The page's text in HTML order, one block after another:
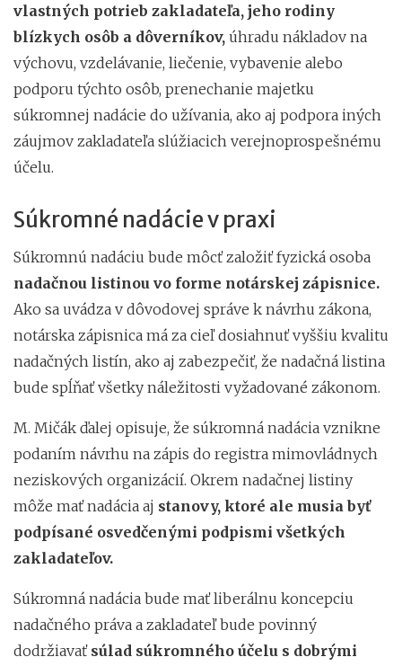
vlastných potrieb zakladateľa, jeho rodiny
blízkych osôb a dôverníkov, úhradu nákladov na
výchovu, vzdelávanie, liečenie, vybavenie alebo
podporu týchto osôb, prenechanie majetku
súkromnej nadácie do užívania, ako aj podpora iných
záujmov zakladateľa slúžiacich verejnoprospešnému
účelu.
Súkromné nadácie v praxi
Súkromnú nadáciu bude môcť založiť fyzická osoba
nadačnou listinou vo forme notárskej zápisnice.
Ako sa uvádza v dôvodovej správe k návrhu zákona,
notárska zápisnica má za cieľ dosiahnuť vyššiu kvalitu
nadačných listín, ako aj zabezpečiť, že nadačná listina
bude spĺňať všetky náležitosti vyžadované zákonom.
M. Mičák ďalej opisuje, že súkromná nadácia vznikne
podaním návrhu na zápis do registra mimovládnych
neziskových organizácií. Okrem nadačnej listiny
môže mať nadácia aj stanovy, ktoré ale musia byť
podpísané osvedčenými podpismi všetkých
zakladateľov.
Súkromná nadácia bude mať liberálnu koncepciu
nadačného práva a zakladateľ bude povinný
dodržiavať súlad súkromného účelu s dobrými